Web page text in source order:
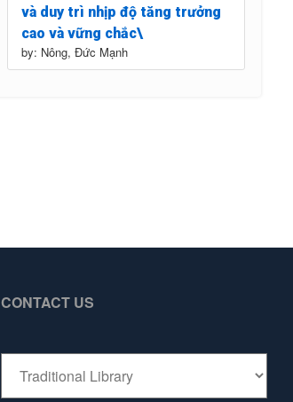
và duy trì nhịp độ tăng trưởng
cao và vững chắc\
by: Nông, Đức Mạnh
CONTACT US